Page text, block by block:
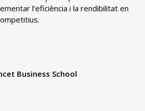
l’eficiència i la rendibilitat en
Business School